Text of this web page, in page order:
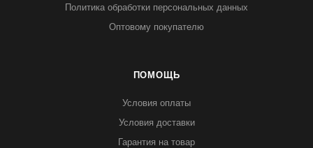
Политика обработки персональных данных
Оптовому покупателю
ПОМОЩЬ
Условия оплаты
Условия доставки
Гарантия на товар